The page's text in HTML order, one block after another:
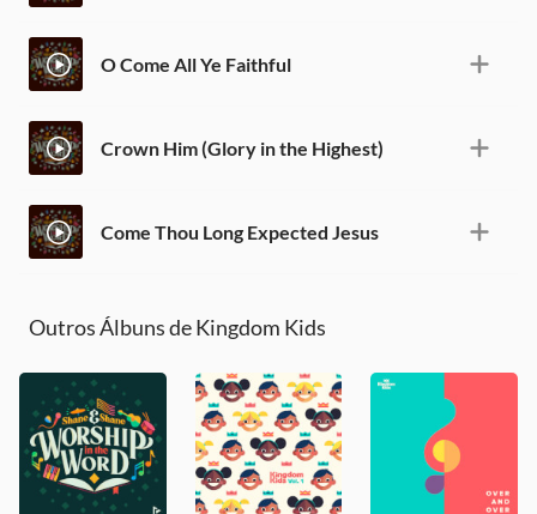
O Come All Ye Faithful
Crown Him (Glory in the Highest)
Come Thou Long Expected Jesus
Outros Álbuns de Kingdom Kids